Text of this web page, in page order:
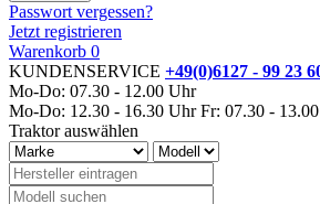
Passwort vergessen?
Jetzt registrieren
Warenkorb 0
KUNDENSERVICE +49(0)6127 - 99 23
Mo-Do: 07.30 - 12.00 Uhr
Mo-Do: 12.30 - 16.30 Uhr Fr: 07.30 -
Traktor auswählen